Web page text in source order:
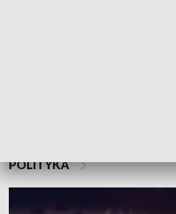
POLITYKA